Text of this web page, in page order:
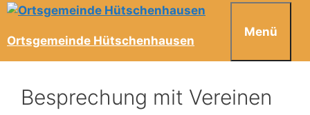
Ortsgemeinde Hütschenhausen
Menü
Besprechung mit Vereinen